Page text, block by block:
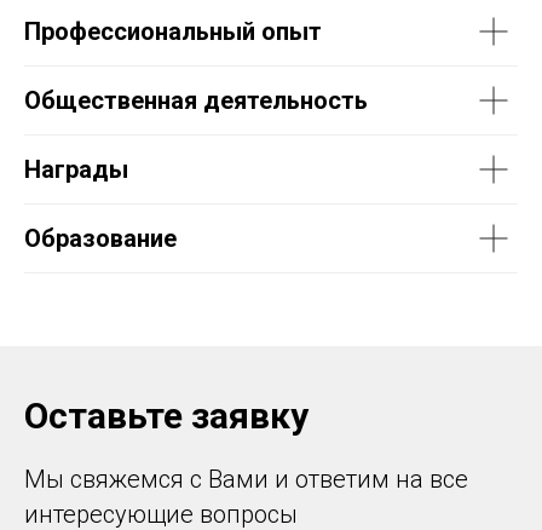
Профессиональный опыт
Общественная деятельность
Награды
Образование
Оставьте заявку
Мы свяжемся с Вами и ответим на все
интересующие вопросы